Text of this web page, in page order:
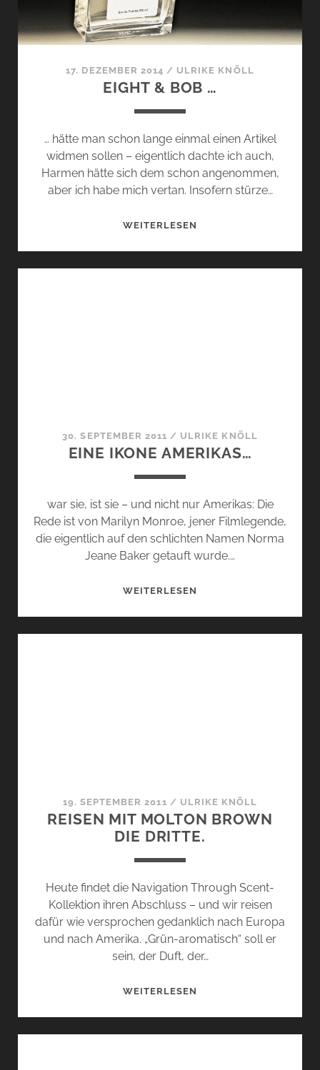
17. DEZEMBER 2014 / ULRIKE KNÖLL
EIGHT & BOB …
… hätte man schon lange einmal einen Artikel
widmen sollen – eigentlich dachte ich auch,
Harmen hätte sich dem schon angenommen,
aber ich habe mich vertan. Insofern stürze…
WEITERLESEN
30. SEPTEMBER 2011 / ULRIKE KNÖLL
EINE IKONE AMERIKAS…
war sie, ist sie – und nicht nur Amerikas: Die
Rede ist von Marilyn Monroe, jener Filmlegende,
die eigentlich auf den schlichten Namen Norma
Jeane Baker getauft wurde.…
WEITERLESEN
19. SEPTEMBER 2011 / ULRIKE KNÖLL
REISEN MIT MOLTON BROWN
DIE DRITTE.
Heute findet die Navigation Through Scent-
Kollektion ihren Abschluss – und wir reisen
dafür wie versprochen gedanklich nach Europa
und nach Amerika. „Grün-aromatisch“ soll er
sein, der Duft, der…
WEITERLESEN